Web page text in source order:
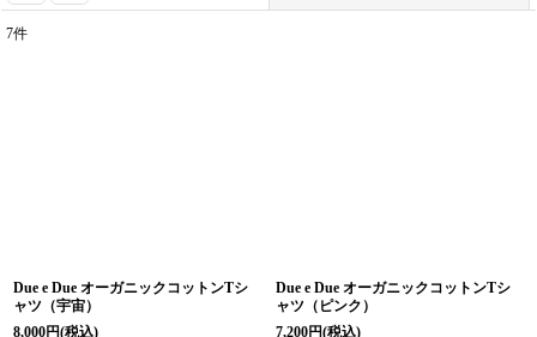
7件
Due e Due オーガニックコットンTシ
ャツ（宇宙）
8,000円(税込)
Due e Due オーガニックコットンTシ
ャツ（ピンク）
7,200円(税込)